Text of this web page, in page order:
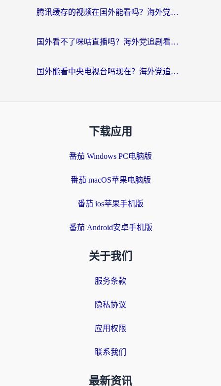
腾讯缓存的视频在国外能看吗？海外党追剧看片的终极解决方案
国外看不了咪咕直播吗？海外党追剧看片的加速器选择指南
国外能看中央电视台吗现在？海外党追剧看央视的实用指南
下载应用
番茄 Windows PC电脑版
番茄 macOS苹果电脑版
番茄 ios苹果手机版
番茄 Android安卓手机版
关于我们
服务条款
隐私协议
应用权限
联系我们
最新资讯